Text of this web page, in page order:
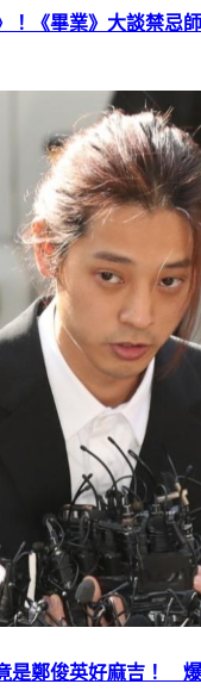
！《畢業》大談禁忌
是鄭俊英好麻吉！